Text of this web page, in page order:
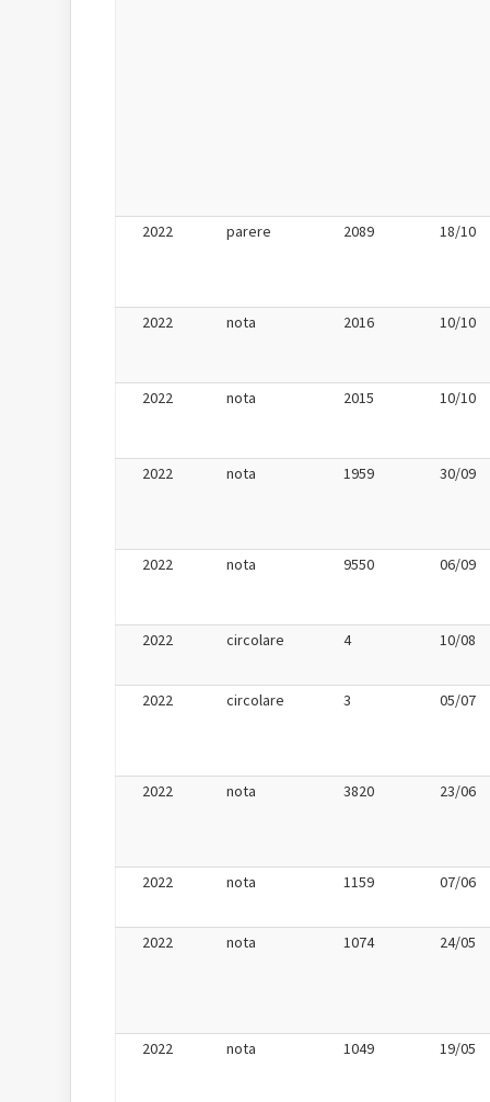
2022 parere 2089 18/10
2022 nota 2016 10/10
2022 nota 2015 10/10
2022 nota 1959 30/09
2022 nota 9550 06/09
2022 circolare 4 10/08
2022 circolare 3 05/07
2022 nota 3820 23/06
2022 nota 1159 07/06
2022 nota 1074 24/05
2022 nota 1049 19/05